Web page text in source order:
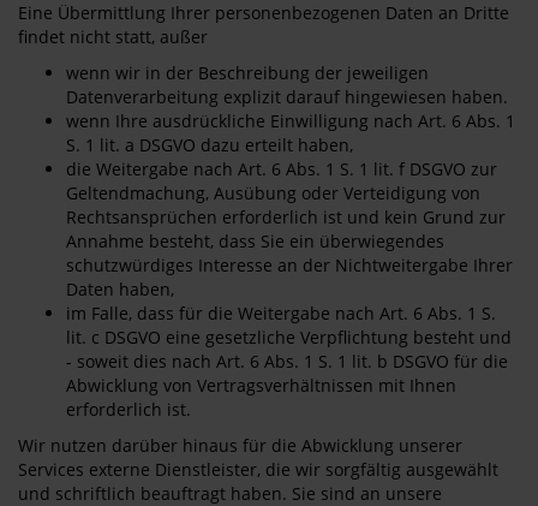
Eine Übermittlung Ihrer personenbezogenen Daten an Dritte
findet nicht statt, außer
wenn wir in der Beschreibung der jeweiligen
Datenverarbeitung explizit darauf hingewiesen haben.
wenn Ihre ausdrückliche Einwilligung nach Art. 6 Abs. 1
S. 1 lit. a DSGVO dazu erteilt haben,
die Weitergabe nach Art. 6 Abs. 1 S. 1 lit. f DSGVO zur
Geltendmachung, Ausübung oder Verteidigung von
Rechtsansprüchen erforderlich ist und kein Grund zur
Annahme besteht, dass Sie ein überwiegendes
schutzwürdiges Interesse an der Nichtweitergabe Ihrer
Daten haben,
im Falle, dass für die Weitergabe nach Art. 6 Abs. 1 S.
lit. c DSGVO eine gesetzliche Verpflichtung besteht und
- soweit dies nach Art. 6 Abs. 1 S. 1 lit. b DSGVO für die
Abwicklung von Vertragsverhältnissen mit Ihnen
erforderlich ist.
Wir nutzen darüber hinaus für die Abwicklung unserer
Services externe Dienstleister, die wir sorgfältig ausgewählt
und schriftlich beauftragt haben. Sie sind an unsere